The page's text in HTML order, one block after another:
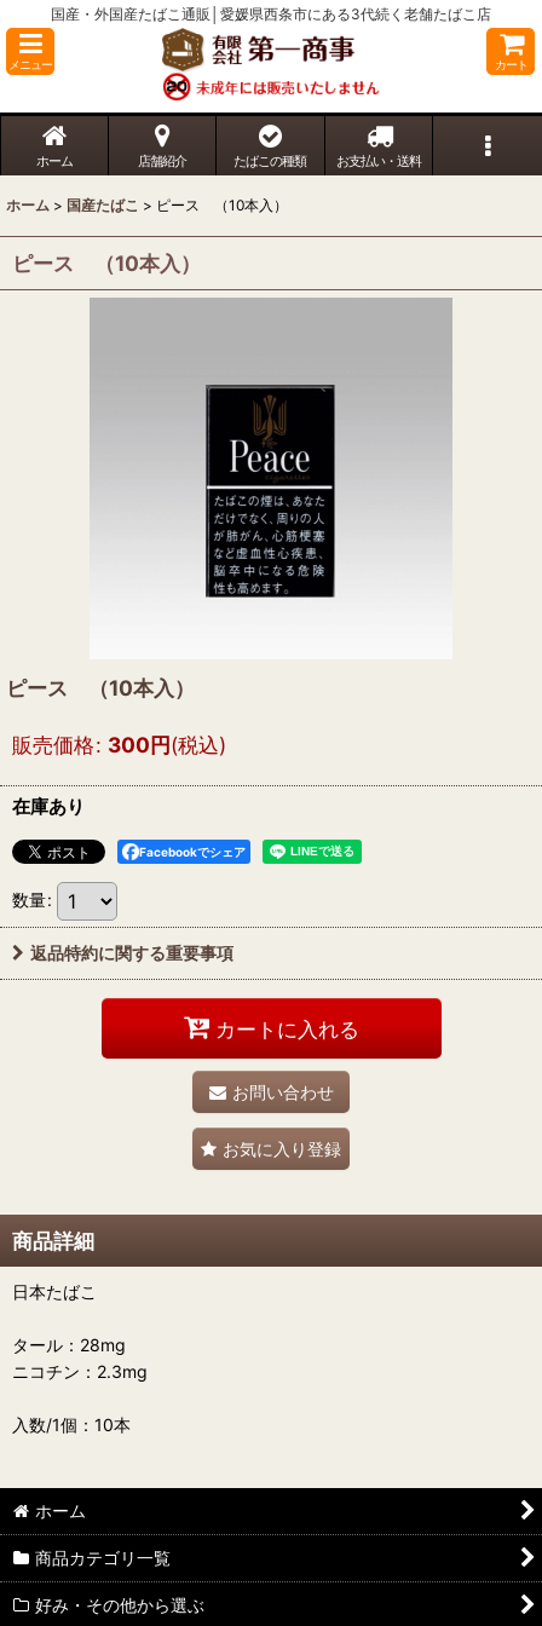
国産・外国産たばこ通販│愛媛県西条市にある3代続く老舗たばこ店
メニュー カート
ホーム 店舗紹介 たばこの種類 お支払い・送料
ホーム > 国産たばこ > ピース （10本入）
ピース （10本入）
ピース （10本入）
販売価格: 300円(税込)
在庫あり
Facebookでシェア
数量:
返品特約に関する重要事項
カートに入れる
お問い合わせ
お気に入り登録
商品詳細
日本たばこ
タール：28mg
ニコチン：2.3mg
入数/1個：10本
ホーム
商品カテゴリ一覧
好み・その他から選ぶ